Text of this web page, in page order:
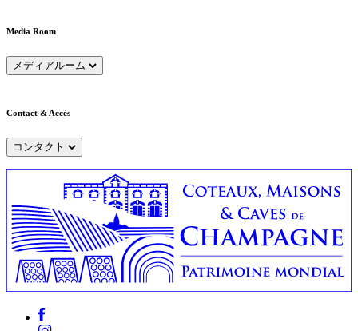
Media Room
メディアルーム
Contact & Accès
コンタクト